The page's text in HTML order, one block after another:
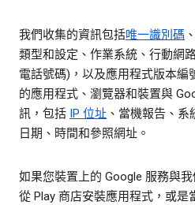
我們收集的資訊包括唯一識別碼
類型和設定、作業系統、行動網
電話號碼)，以及應用程式版本編
的應用程式、瀏覽器和裝置與
訊，包括 IP 位址 、當機報告、
日期、時間和參照網址。
如果您裝置上的 Google 服務與
從 Play 商店安裝應用程式，或是